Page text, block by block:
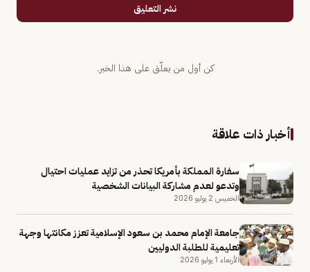
نشر التعليق
كن أول من يعلّق على هذا الخبر.
أخبار ذات علاقة
سفارة المملكة بأمريكا تحذر من تزايد عمليات احتيال
وتدعو لعدم مشاركة البيانات الشخصية
الخميس 2 يوليو 2026
جامعة الإمام محمد بن سعود الإسلامية تعزز مكانتها وجهة
تعليمية للطلبة الدوليين
الأربعاء 1 يوليو 2026